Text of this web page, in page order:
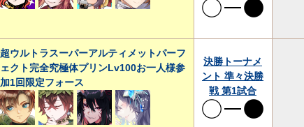
超ウルトラスーパーアルティメットパーフ
ェクト完全究極体プリンLv100お一人様参
加1回限定フォース
決勝トーナメ
ント 準々決勝
戦 第1試合